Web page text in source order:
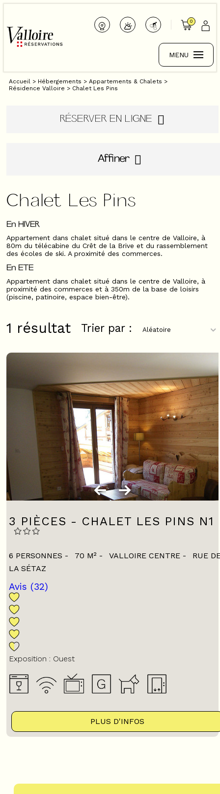
0
MENU
Accueil > Hébergements > Appartements & Chalets >
Résidence Valloire > Chalet Les Pins
RÉSERVER EN LIGNE
Affiner
Chalet Les Pins
En HIVER
Appartement dans chalet situé dans le centre de Valloire, à
80m du télécabine du Crêt de la Brive et du rassemblement
des écoles de ski. A proximité des commerces.
En ETE
Appartement dans chalet situé dans le centre de Valloire, à
proximité des commerces et à 350m de la base de loisirs
(piscine, patinoire, espace bien-être).
1 résultat Trier par :
3 PIÈCES - CHALET LES PINS N1
6 PERSONNES 70 M² VALLOIRE CENTRE
RUE
LA SÉTAZ
Avis (32)
Exposition : Ouest
PLUS D'INFOS